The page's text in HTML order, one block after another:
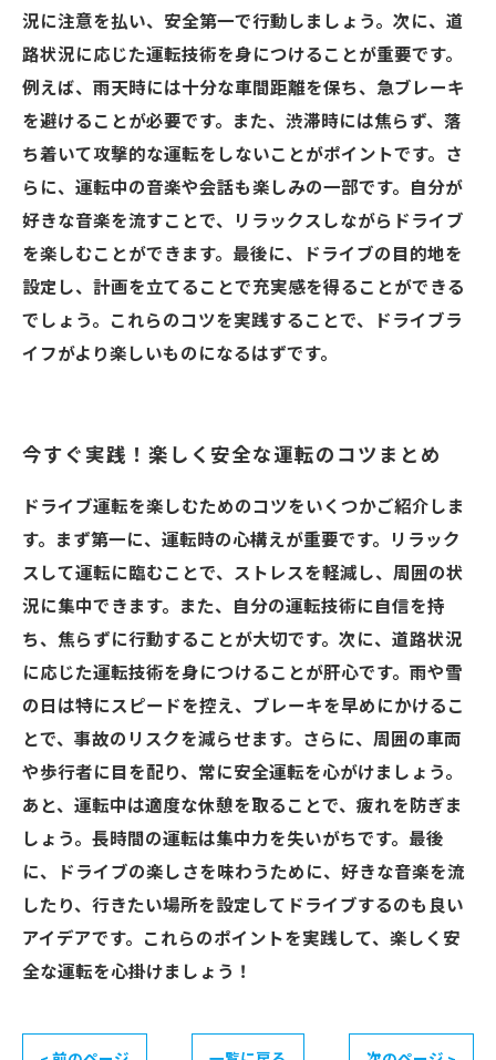
況に注意を払い、安全第一で行動しましょう。次に、道
路状況に応じた運転技術を身につけることが重要です。
例えば、雨天時には十分な車間距離を保ち、急ブレーキ
を避けることが必要です。また、渋滞時には焦らず、落
ち着いて攻撃的な運転をしないことがポイントです。さ
らに、運転中の音楽や会話も楽しみの一部です。自分が
好きな音楽を流すことで、リラックスしながらドライブ
を楽しむことができます。最後に、ドライブの目的地を
設定し、計画を立てることで充実感を得ることができる
でしょう。これらのコツを実践することで、ドライブラ
イフがより楽しいものになるはずです。
今すぐ実践！楽しく安全な運転のコツまとめ
ドライブ運転を楽しむためのコツをいくつかご紹介しま
す。まず第一に、運転時の心構えが重要です。リラック
スして運転に臨むことで、ストレスを軽減し、周囲の状
況に集中できます。また、自分の運転技術に自信を持
ち、焦らずに行動することが大切です。次に、道路状況
に応じた運転技術を身につけることが肝心です。雨や雪
の日は特にスピードを控え、ブレーキを早めにかけるこ
とで、事故のリスクを減らせます。さらに、周囲の車両
や歩行者に目を配り、常に安全運転を心がけましょう。
あと、運転中は適度な休憩を取ることで、疲れを防ぎま
しょう。長時間の運転は集中力を失いがちです。最後
に、ドライブの楽しさを味わうために、好きな音楽を流
したり、行きたい場所を設定してドライブするのも良い
アイデアです。これらのポイントを実践して、楽しく安
全な運転を心掛けましょう！